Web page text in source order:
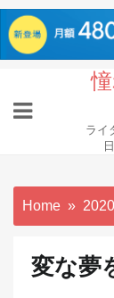
content
ライ
Home 2020
変な夢